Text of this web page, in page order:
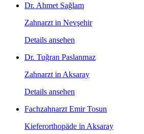
Dr. Ahmet Sağlam
Zahnarzt in Nevşehir
Details ansehen
Dr. Tuğran Paslanmaz
Zahnarzt in Aksaray
Details ansehen
Fachzahnarzt Emir Tosun
Kieferorthopäde in Aksaray